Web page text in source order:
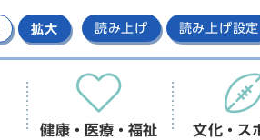
拡大 読み上げ 読み上げ設定
健康・医療・福祉
文化・ス